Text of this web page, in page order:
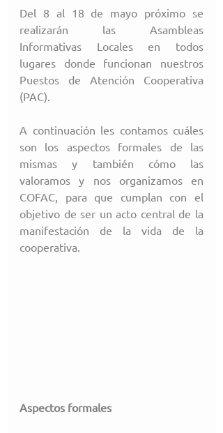
Del 8 al 18 de mayo próximo se
realizarán las Asambleas
Informativas Locales en todos
lugares donde funcionan nuestros
Puestos de Atención Cooperativa
(PAC).
A continuación les contamos cuáles
son los aspectos formales de las
mismas y también cómo las
valoramos y nos organizamos en
COFAC, para que cumplan con el
objetivo de ser un acto central de la
manifestación de la vida de la
cooperativa.
Aspectos formales